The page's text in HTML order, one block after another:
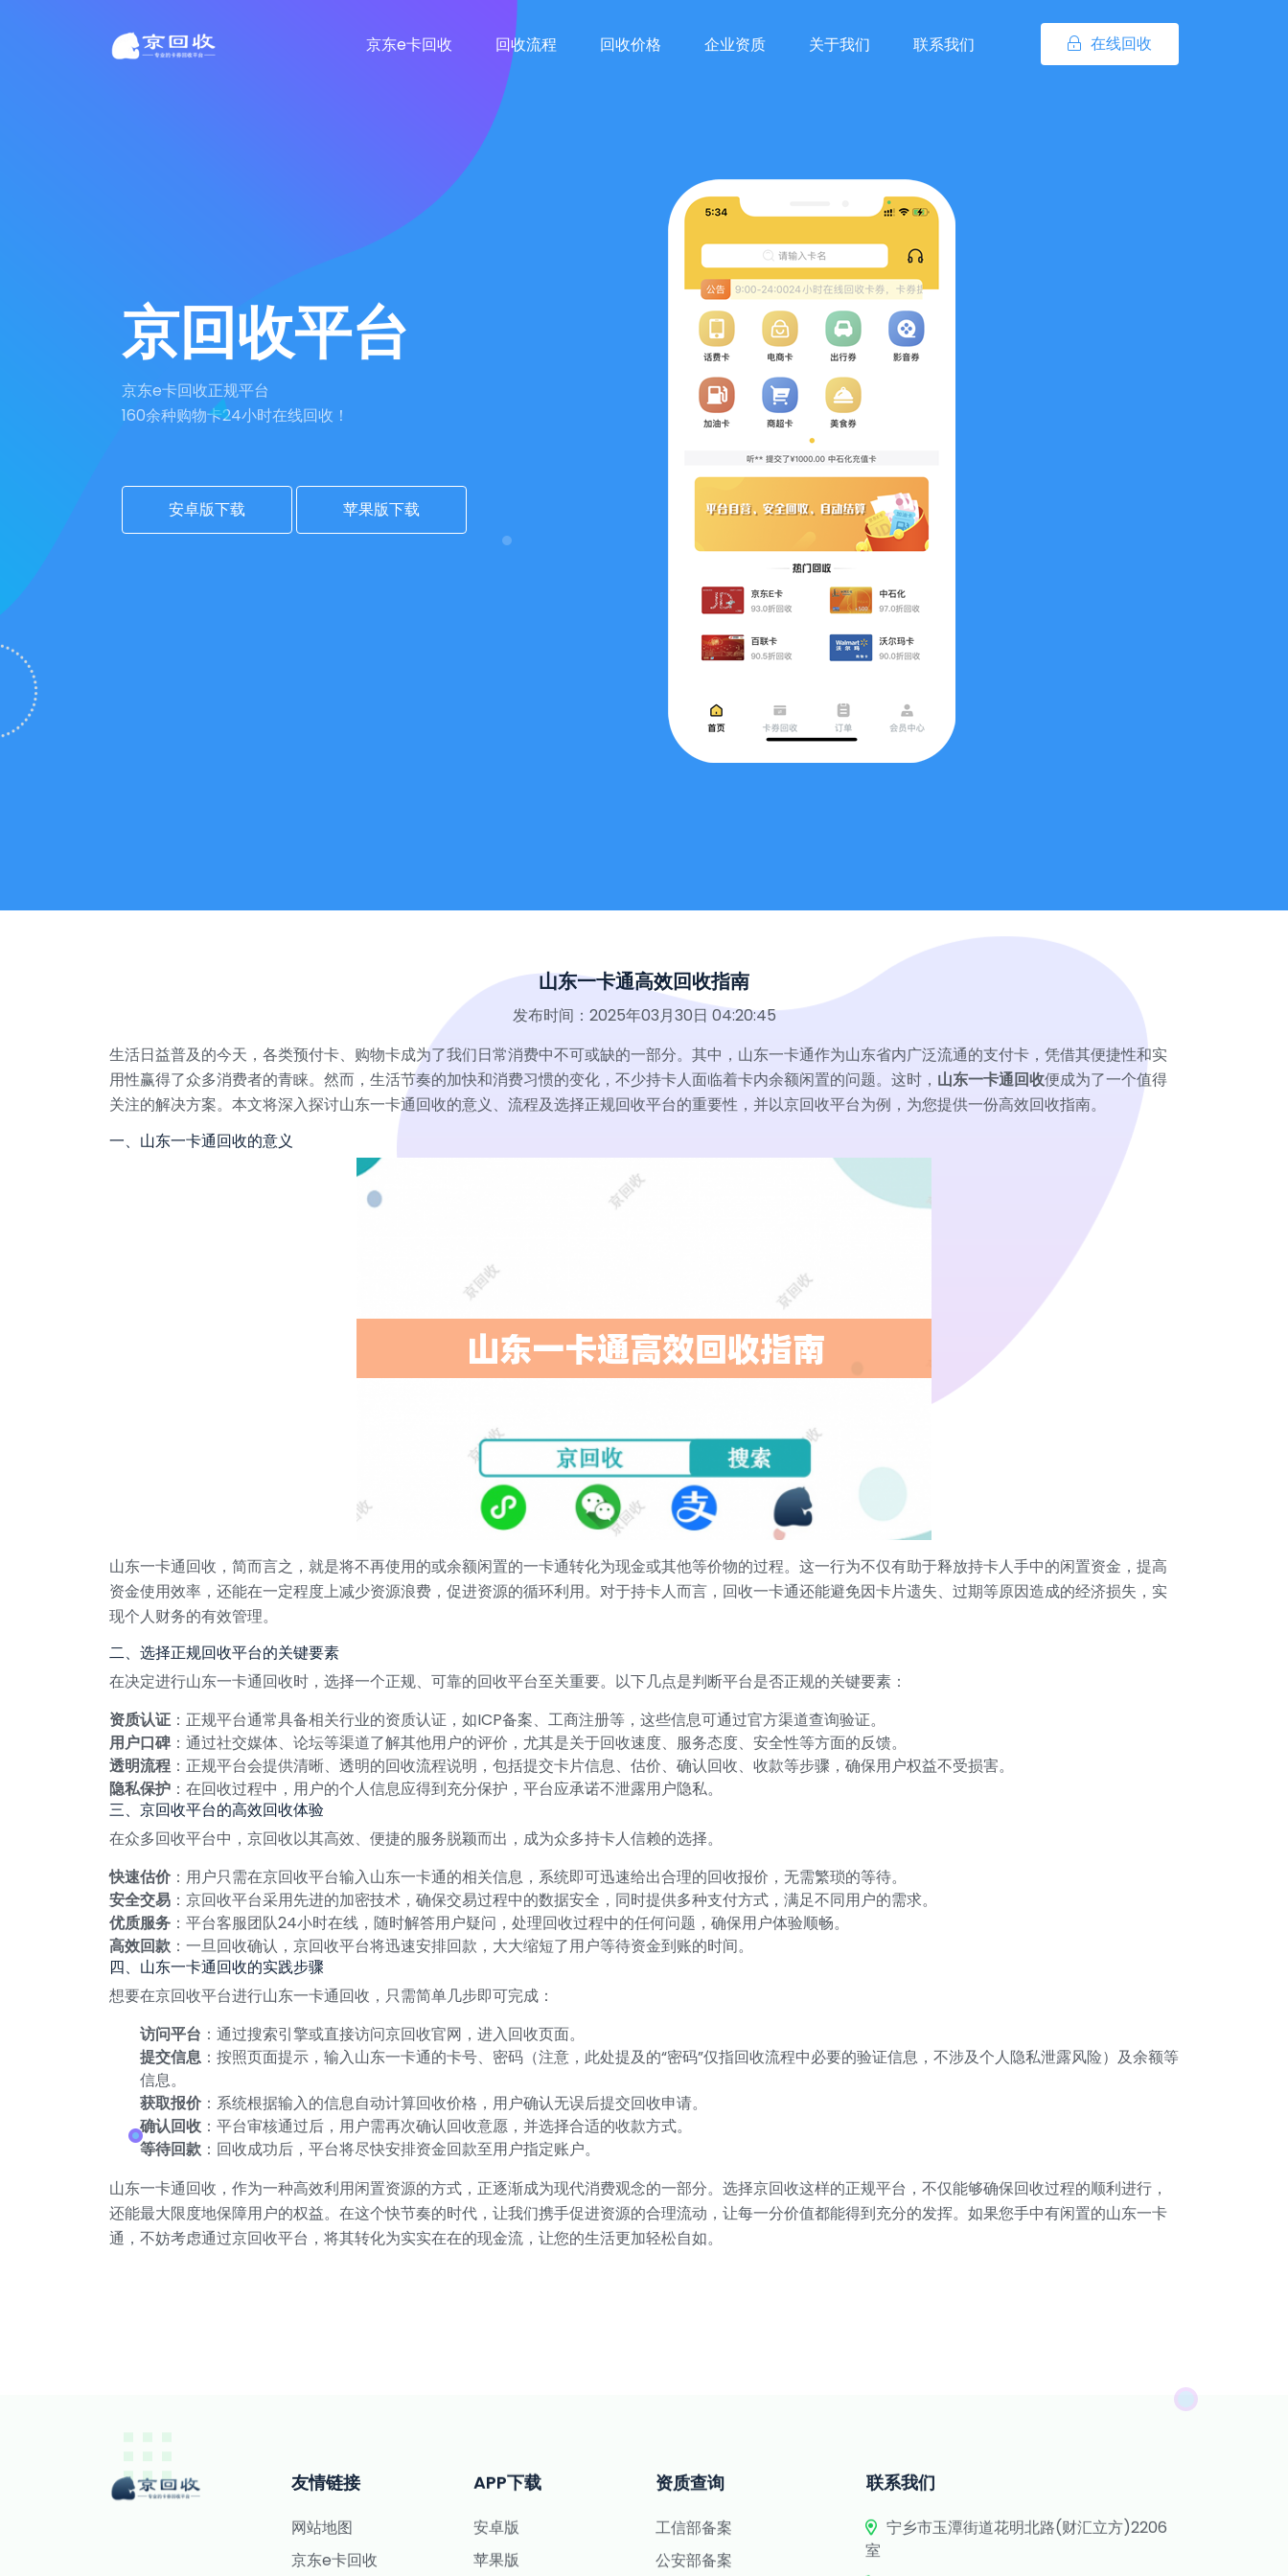
在线回收
京东e卡回收 回收流程 回收价格 企业资质 关于我们 联系我们
京回收平台
京东e卡回收正规平台
160余种购物卡24小时在线回收！
安卓版下载 苹果版下载
山东一卡通高效回收指南
发布时间：2025年03月30日 04:20:45
生活日益普及的今天，各类预付卡、购物卡成为了我们日常消费中不可或缺的一部分。其中，山东一卡通作为山东省内广泛流通的支付卡，凭借其便捷性和实
用性赢得了众多消费者的青睐。然而，生活节奏的加快和消费习惯的变化，不少持卡人面临着卡内余额闲置的问题。这时， 山东一卡通回收便成为了一个值得
关注的解决方案。本文将深入探讨山东一卡通回收的意义、流程及选择正规回收平台的重要性，并以京回收平台为例，为您提供一份高效回收指南。
一、山东一卡通回收的意义
山东一卡通回收，简而言之，就是将不再使用的或余额闲置的一卡通转化为现金或其他等价物的过程。这一行为不仅有助于释放持卡人手中的闲置资金，提高
资金使用效率，还能在一定程度上减少资源浪费，促进资源的循环利用。对于持卡人而言，回收一卡通还能避免因卡片遗失、过期等原因造成的经济损失，实
现个人财务的有效管理。
二、选择正规回收平台的关键要素
在决定进行山东一卡通回收时，选择一个正规、可靠的回收平台至关重要。以下几点是判断平台是否正规的关键要素：
资质认证 ：正规平台通常具备相关行业的资质认证，如ICP备案、工商注册等，这些信息可通过官方渠道查询验证。
用户口碑：通过社交媒体、论坛等渠道了解其他用户的评价，尤其是关于回收速度、服务态度、安全性等方面的反馈。
透明流程：正规平台会提供清晰、透明的回收流程说明，包括提交卡片信息、估价、确认回收、收款等步骤，确保用户权益不受损害。
隐私保护 ：在回收过程中，用户的个人信息应得到充分保护，平台应承诺不泄露用户隐私。
三、京回收平台的高效回收体验
在众多回收平台中，京回收以其高效、便捷的服务脱颖而出，成为众多持卡人信赖的选择。
快速估价：用户只需在京回收平台输入山东一卡通的相关信息，系统即可迅速给出合理的回收报价，无需繁琐的等待。
安全交易 ：京回收平台采用先进的加密技术，确保交易过程中的数据安全，同时提供多种支付方式，满足不同用户的需求。
优质服务 ：平台客服团队24小时在线，随时解答用户疑问，处理回收过程中的任何问题，确保用户体验顺畅。
高效回款：一旦回收确认，京回收平台将迅速安排回款，大大缩短了用户等待资金到账的时间。
四、山东一卡通回收的实践步骤
想要在京回收平台进行山东一卡通回收，只需简单几步即可完成：
访问平台 ：通过搜索引擎或直接访问京回收官网，进入回收页面。
提交信息 ：按照页面提示，输入山东一卡通的卡号、密码（注意，此处提及的“密码”仅指回收流程中必要的验证信息，不涉及个人隐私泄露风险）及余额等
信息。
获取报价：系统根据输入的信息自动计算回收价格，用户确认无误后提交回收申请。
确认回收：平台审核通过后，用户需再次确认回收意愿，并选择合适的收款方式。
等待回款：回收成功后，平台将尽快安排资金回款至用户指定账户。
山东一卡通回收，作为一种高效利用闲置资源的方式，正逐渐成为现代消费观念的一部分。选择京回收这样的正规平台，不仅能够确保回收过程的顺利进行，
还能最大限度地保障用户的权益。在这个快节奏的时代，让我们携手促进资源的合理流动，让每一分价值都能得到充分的发挥。如果您手中有闲置的山东一卡
通，不妨考虑通过京回收平台，将其转化为实实在在的现金流，让您的生活更加轻松自如。
友情链接
网站地图
京东e卡回收
APP下载
安卓版
苹果版
资质查询
工信部备案
公安部备案
联系我们
宁乡市玉潭街道花明北路(财汇立方)2206
室